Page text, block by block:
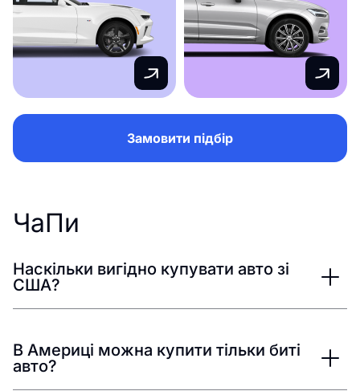
Замовити підбір
ЧаПи
Наскільки вигідно купувати авто зі
США?
В Америці можна купити тільки биті
авто?